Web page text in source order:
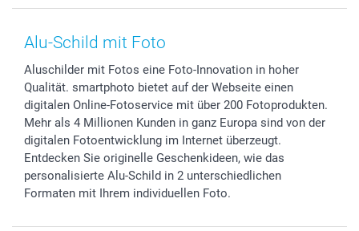
Zubehör & Material
Sticker & Etiketten
Geschenk-Gutscheine (PDF)
AGB
Presse
Partnerprogramme
Investor Relations
B2B smartbusiness
Widerrufsrecht
Muttertag
Kommunion & Konfirmation
Hochzeit
Geburtstag
Geburt
Zu allen Anlässen
Anmelden /Registrieren
Lieferfristen
72h Lieferung
Zahlungsmöglichkeiten
Sitemap
Status der Bestellung
smartfriends
smartgarantie
smartbonus
Alu-Schild mit Foto
Aluschilder mit Fotos eine Foto-Innovation in hoher
Qualität. smartphoto bietet auf der Webseite einen
digitalen Online-Fotoservice mit über 200 Fotoprodukten.
Mehr als 4 Millionen Kunden in ganz Europa sind von der
digitalen Fotoentwicklung im Internet überzeugt.
Entdecken Sie originelle Geschenkideen, wie das
personalisierte Alu-Schild in 2 unterschiedlichen
Formaten mit Ihrem individuellen Foto.